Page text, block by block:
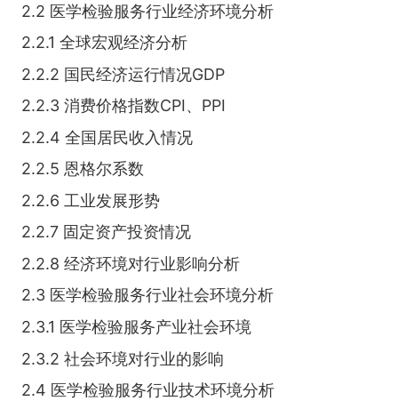
2.2 医学检验服务行业经济环境分析
2.2.1 全球宏观经济分析
2.2.2 国民经济运行情况GDP
2.2.3 消费价格指数CPI、PPI
2.2.4 全国居民收入情况
2.2.5 恩格尔系数
2.2.6 工业发展形势
2.2.7 固定资产投资情况
2.2.8 经济环境对行业影响分析
2.3 医学检验服务行业社会环境分析
2.3.1 医学检验服务产业社会环境
2.3.2 社会环境对行业的影响
2.4 医学检验服务行业技术环境分析